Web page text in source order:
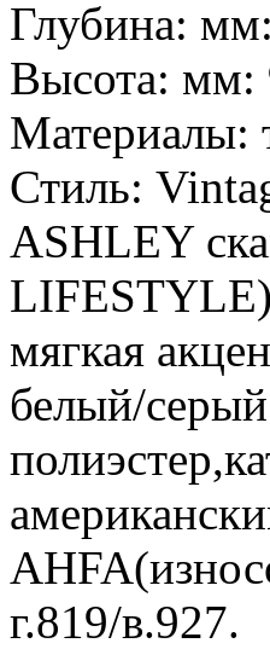
Глубина: мм:
Высота: мм:
Материалы:
Стиль:
ASHLEY
мягкая
белый/
г.819/в.927.